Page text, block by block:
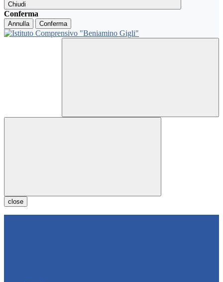
Chiudi
Conferma
Annulla Conferma
close